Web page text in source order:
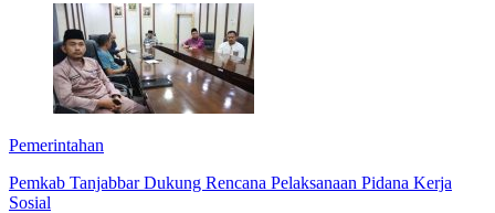
Pemerintahan
Pemkab Tanjabbar Dukung Rencana Pelaksanaan Pidana Kerja
Sosial